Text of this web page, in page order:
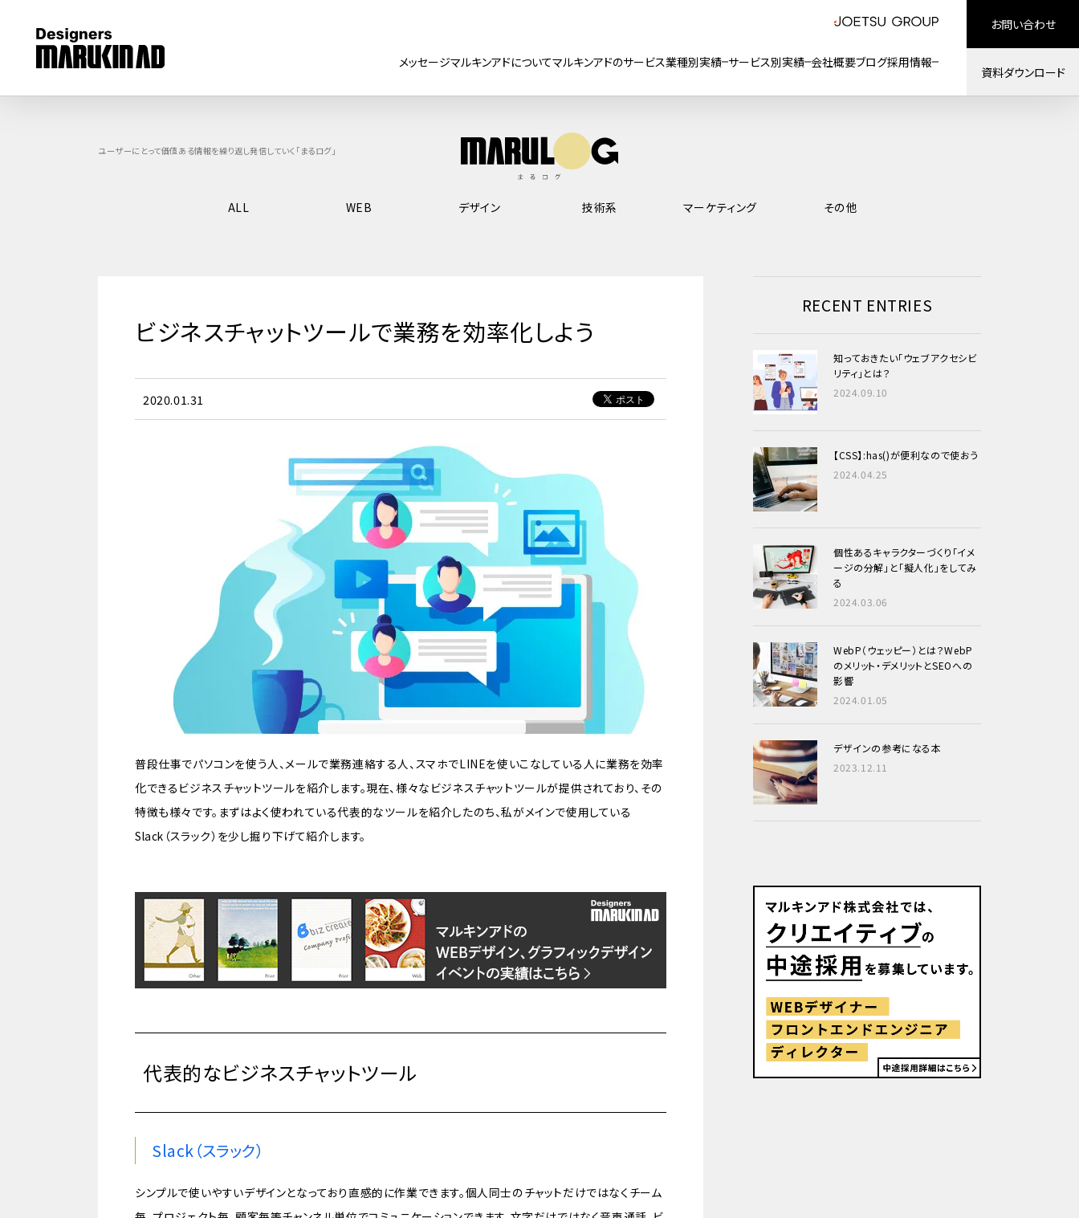
メッセージマルキンアドについてマルキンアドのサービス業種別実績 サービス別実績 会社概要ブログ採用情報
お問い合わせ
資料ダウンロード
ユーザーにとって価値ある情報を繰り返し発信していく「まるログ」
ALL WEB デザイン 技術系 マーケティング その他
ビジネスチャットツールで業務を効率化しよう
2020.01.31
普段仕事でパソコンを使う人、メールで業務連絡する人、スマホでLINEを使いこなしている人に業務を効率
化できるビジネスチャットツールを紹介します。現在、様々なビジネスチャットツールが提供されており、その
特徴も様々です。まずはよく使われている代表的なツールを紹介したのち、私がメインで使用している
Slack（スラック）を少し掘り下げて紹介します。
代表的なビジネスチャットツール
Slack（スラック）
シンプルで使いやすいデザインとなっており直感的に作業できます。個人同士のチャットだけではなくチーム
RECENT ENTRIES
知っておきたい「ウェブアクセシビ
リティ」とは？
2024.09.10
【CSS】:has()が便利なので使おう
2024.04.25
個性あるキャラクターづくり 「イメ
ージの分解」と「擬人化」をしてみ
る
2024.03.06
WebP（ウェッピー）とは？WebP
のメリット・デメリットとSEOへの
影響
2024.01.05
デザインの参考になる本
2023.12.11